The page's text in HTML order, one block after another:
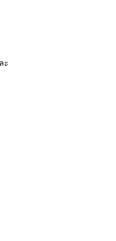
ะ